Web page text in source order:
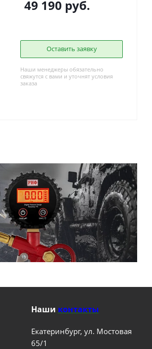
49 190 руб.
Оставить заявку
Наши менеджеры обязательно
свяжутся с вами и уточнят условия
заказа
Наши контакты
Екатеринбург, ул. Мостовая
65/1